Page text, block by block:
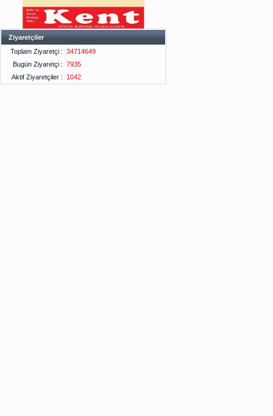
Ziyaretçiler
Toplam Ziyaretçi : 34714649
Bugün Ziyaretçi : 7935
Aktif Ziyaretçiler :
1042